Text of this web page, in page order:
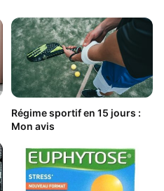
Régime sportif en 15 jours :
Mon avis